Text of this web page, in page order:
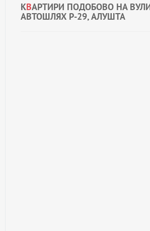
КВАРТИРИ ПОДОБОВО НА
АВТОШЛЯХ Р-29, АЛУШТА